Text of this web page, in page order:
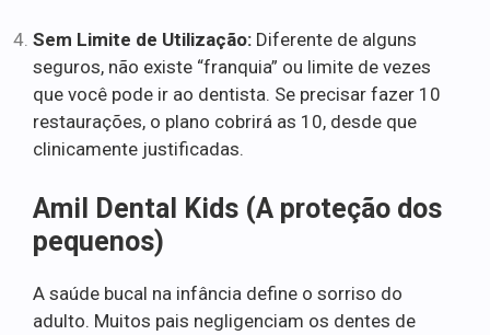
Sem Limite de Utilização: Diferente de alguns
seguros, não existe “franquia” ou limite de vezes
que você pode ir ao dentista. Se precisar fazer 10
restaurações, o plano cobrirá as 10, desde que
clinicamente justificadas.
Amil Dental Kids (A proteção dos
pequenos)
A saúde bucal na infância define o sorriso do
adulto. Muitos pais negligenciam os dentes de